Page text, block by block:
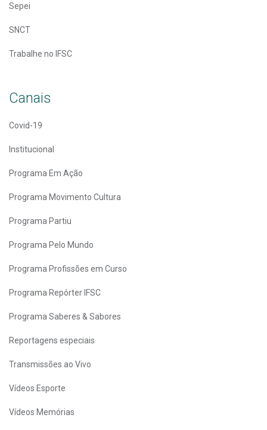
Sepei
SNCT
Trabalhe no IFSC
Canais
Covid-19
Institucional
Programa Em Ação
Programa Movimento Cultura
Programa Partiu
Programa Pelo Mundo
Programa Profissões em Curso
Programa Repórter IFSC
Programa Saberes & Sabores
Reportagens especiais
Transmissões ao Vivo
Vídeos Esporte
Vídeos Memórias